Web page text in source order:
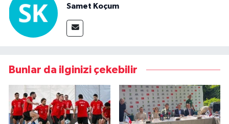
Samet Koçum
Bunlar da ilginizi çekebilir